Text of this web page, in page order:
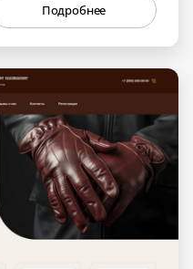
Подробнее